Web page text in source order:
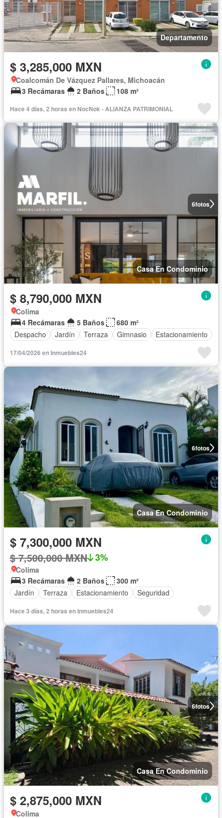
Departamento
$ 3,285,000 MXN
Coalcomán De Vázquez Pallares, Michoacán
3 Recámaras
2 Baños 108 m²
Hace 4 días, 2 horas en NocNok - ALIANZA PATRIMONIAL
6fotos
Casa En Condominio
$ 8,790,000 MXN
Colima
4 Recámaras
5 Baños
680 m²
Despacho
Jardín Terraza Gimnasio Estacionamiento
17/04/2026 en Inmuebles24
6fotos
Casa En Condominio
$ 7,300,000 MXN
$ 7,500,000 MXN 3%
Colima
3 Recámaras
2 Baños
300 m²
Jardín
Terraza Estacionamiento Seguridad
Hace 3 días, 2 horas en Inmuebles24
6fotos
Casa En Condominio
$ 2,875,000 MXN
Colima